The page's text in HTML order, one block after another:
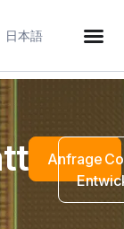
日本語
Anfrage